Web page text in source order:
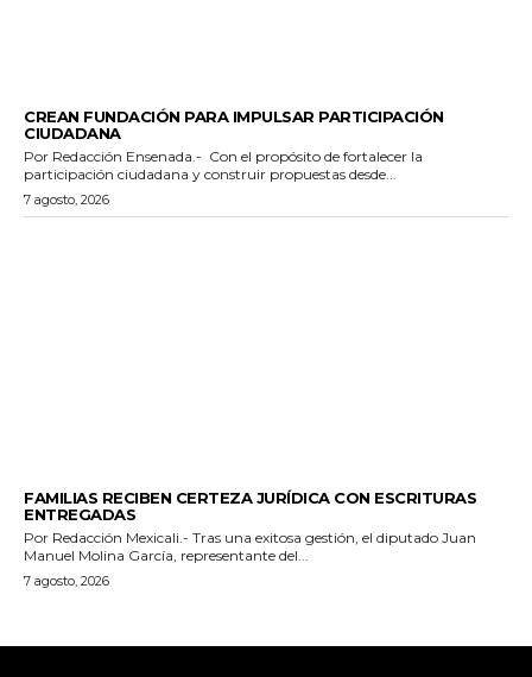
CREAN FUNDACIÓN PARA IMPULSAR PARTICIPACIÓN
CIUDADANA
Por Redacción Ensenada.- Con el propósito de fortalecer la
participación ciudadana y construir propuestas desde...
7 agosto, 2026
FAMILIAS RECIBEN CERTEZA JURÍDICA CON ESCRITURAS
ENTREGADAS
Por Redacción Mexicali.- Tras una exitosa gestión, el diputado Juan
Manuel Molina García, representante del...
7 agosto, 2026